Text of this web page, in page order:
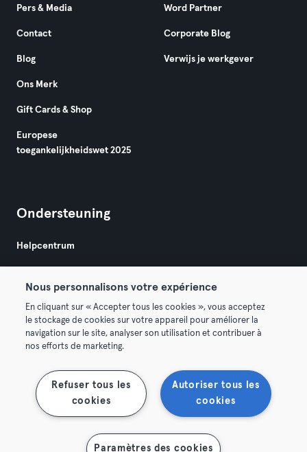
Pers & Media
Contact
Blog
Ons Merk
Gift Cards & Shop
Europese
toegankelijkheidswet 2025
Word Partner
Corporate Blog
Verwijs je werkgever
Ondersteuning
Helpcentrum
Algemene Voorwaarden
Membership opzeggen Trek hier je contract terug
Nous personnalisons votre expérience
En cliquant sur « Accepter tous les cookies », vous acceptez
le stockage de cookies sur votre appareil pour améliorer la
navigation sur le site, analyser son utilisation et contribuer à
nos efforts de marketing.
Autoriser tous les
cookies
Refuser tous les
cookies
Paramètres des cookies